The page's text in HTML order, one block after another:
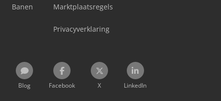
Banen Marktplaatsregels
Privacyverklaring
Blog Facebook X LinkedIn